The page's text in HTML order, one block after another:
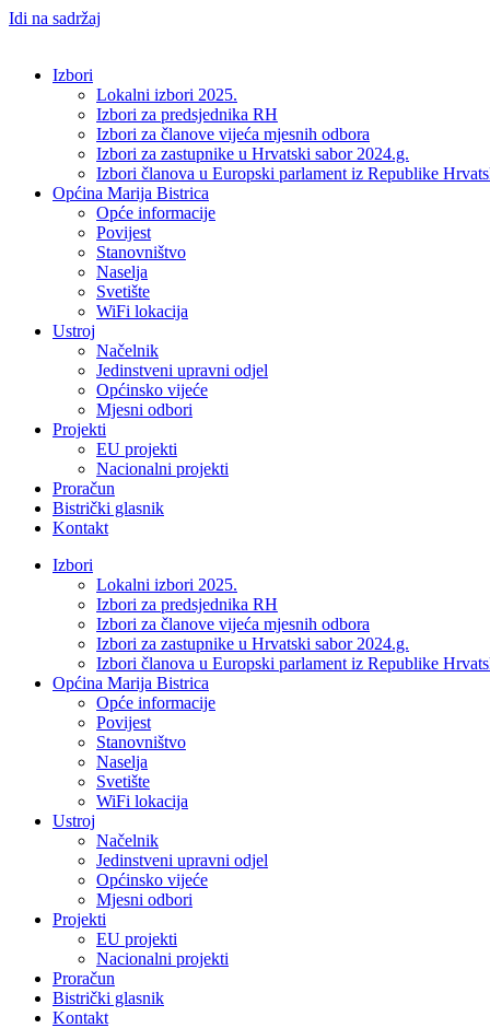
Idi na sadržaj
Izbori
Lokalni izbori 2025.
Izbori za predsjednika RH
Izbori za članove vijeća mjesnih odbora
Izbori za zastupnike u Hrvatski sabor 2024.g.
Izbori članova u Europski parlament iz Republike
Općina Marija Bistrica
Opće informacije
Povijest
Stanovništvo
Naselja
Svetište
WiFi lokacija
Ustroj
Načelnik
Jedinstveni upravni odjel
Općinsko vijeće
Mjesni odbori
Projekti
EU projekti
Nacionalni projekti
Proračun
Bistrički glasnik
Kontakt
Izbori
Lokalni izbori 2025.
Izbori za predsjednika RH
Izbori za članove vijeća mjesnih odbora
Izbori za zastupnike u Hrvatski sabor 2024.g.
Izbori članova u Europski parlament iz Republike
Općina Marija Bistrica
Opće informacije
Povijest
Stanovništvo
Naselja
Svetište
WiFi lokacija
Ustroj
Načelnik
Jedinstveni upravni odjel
Općinsko vijeće
Mjesni odbori
Projekti
EU projekti
Nacionalni projekti
Proračun
Bistrički glasnik
Kontakt